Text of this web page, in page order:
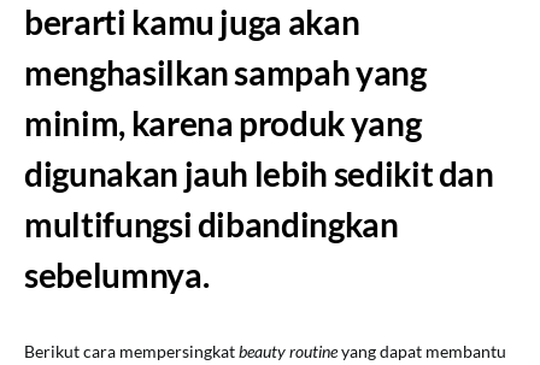
berarti kamu juga akan
menghasilkan sampah yang
minim, karena produk yang
digunakan jauh lebih sedikit dan
multifungsi dibandingkan
sebelumnya.
Berikut cara mempersingkatbeauty routineyang dapat membantu